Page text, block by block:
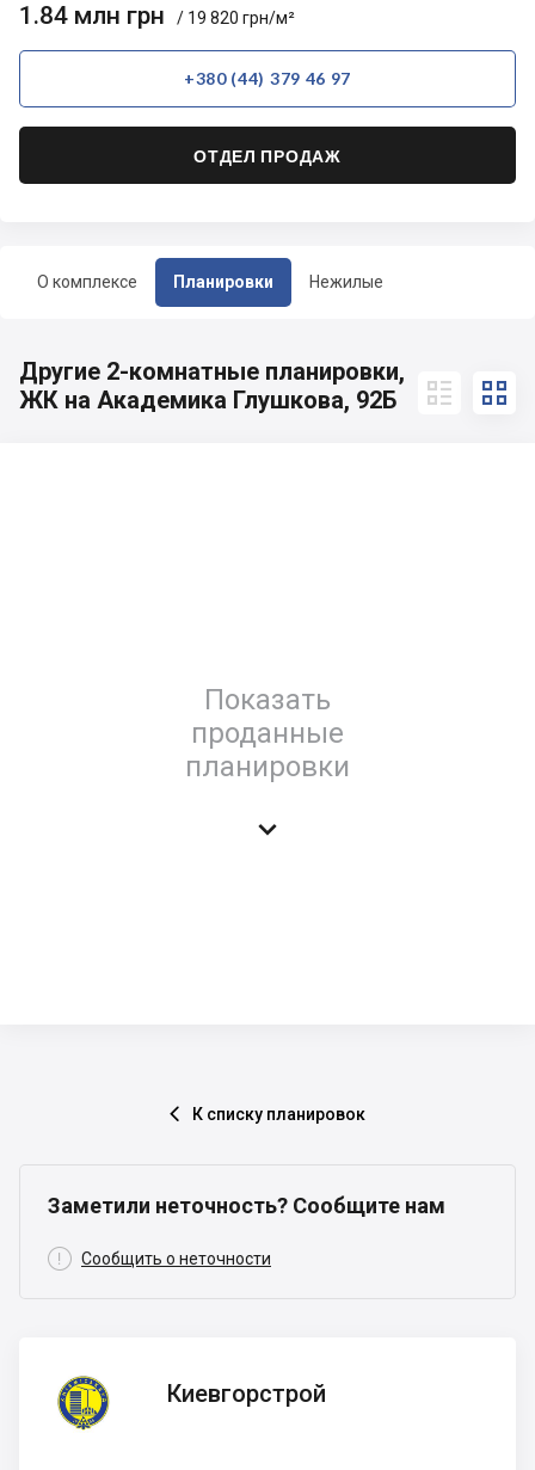
О комплексе Планировки Нежилые
1.84 млн грн / 19 820 грн/м²
+380 (44) 379 46 97
ОТДЕЛ ПРОДАЖ
Другие 2-комнатные планировки,
ЖК на Академика Глушкова, 92Б
 
Показать
проданные
планировки

 К списку планировок
Заметили неточность? Сообщите нам
 Сообщить о неточности
Киевгорстрой
Киевгорстрой